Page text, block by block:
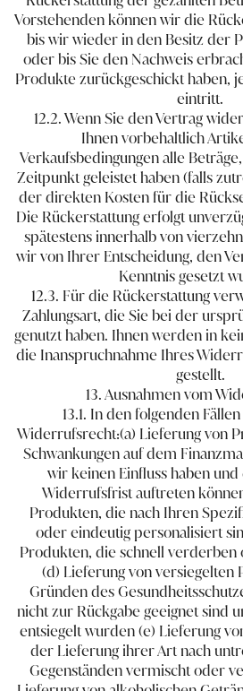
Vorstehenden können wir die
bis wir wieder in den Besitz der
oder bis Sie den Nachweis
Produkte zurückgeschickt haben,
eintritt.
12.2. Wenn Sie den Vertrag
Ihnen vorbehaltlich
Verkaufsbedingungen alle
Zeitpunkt geleistet haben (falls
der direkten Kosten für die
Die Rückerstattung erfolgt
spätestens innerhalb von
wir von Ihrer Entscheidung, den
Kenntnis gesetzt
12.3. Für die Rückerstattung
Zahlungsart, die Sie bei der
genutzt haben. Ihnen werden in
die Inanspruchnahme Ihres
gestellt.
13. Ausnahmen vom
13.1. In den folgenden
Widerrufsrecht:(a) Lieferung von
Schwankungen auf dem
wir keinen Einfluss haben
Widerrufsfrist auftreten
Produkten, die nach Ihren
oder eindeutig personalisiert
Produkten, die schnell verderben
(d) Lieferung von versiegelten
Gründen des
nicht zur Rückgabe geeignet sind
entsiegelt wurden (e) Lieferung
der Lieferung ihrer Art nach
Gegenständen vermischt oder